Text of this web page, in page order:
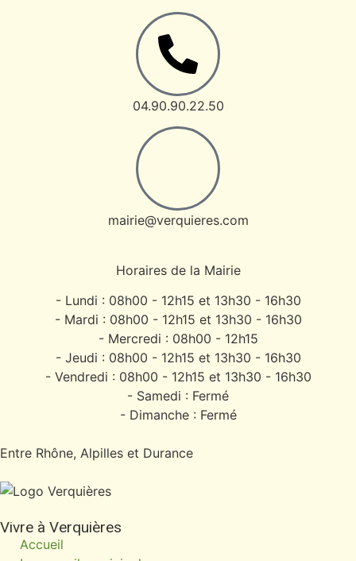
04.90.90.22.50
mairie@verquieres.com
Horaires de la Mairie
- Lundi : 08h00 - 12h15 et 13h30 - 16h30
- Mardi : 08h00 - 12h15 et 13h30 - 16h30
- Mercredi : 08h00 - 12h15
- Jeudi : 08h00 - 12h15 et 13h30 - 16h30
- Vendredi : 08h00 - 12h15 et 13h30 - 16h30
- Samedi : Fermé
- Dimanche : Fermé
Entre Rhône, Alpilles et Durance
Vivre à Verquières
Accueil